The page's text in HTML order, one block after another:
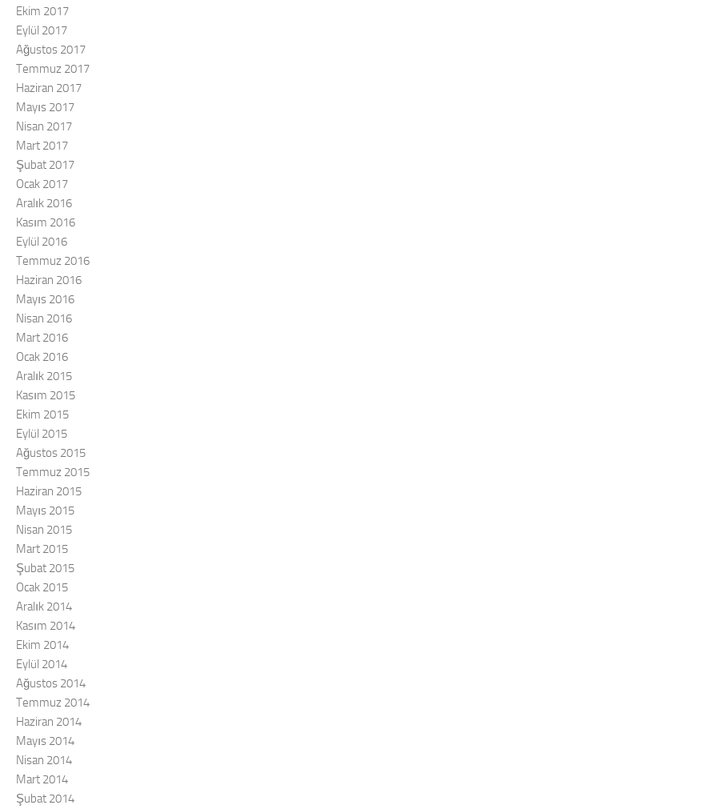
Ekim 2017
Eylül 2017
Ağustos 2017
Temmuz 2017
Haziran 2017
Mayıs 2017
Nisan 2017
Mart 2017
Şubat 2017
Ocak 2017
Aralık 2016
Kasım 2016
Eylül 2016
Temmuz 2016
Haziran 2016
Mayıs 2016
Nisan 2016
Mart 2016
Ocak 2016
Aralık 2015
Kasım 2015
Ekim 2015
Eylül 2015
Ağustos 2015
Temmuz 2015
Haziran 2015
Mayıs 2015
Nisan 2015
Mart 2015
Şubat 2015
Ocak 2015
Aralık 2014
Kasım 2014
Ekim 2014
Eylül 2014
Ağustos 2014
Temmuz 2014
Haziran 2014
Mayıs 2014
Nisan 2014
Mart 2014
Şubat 2014